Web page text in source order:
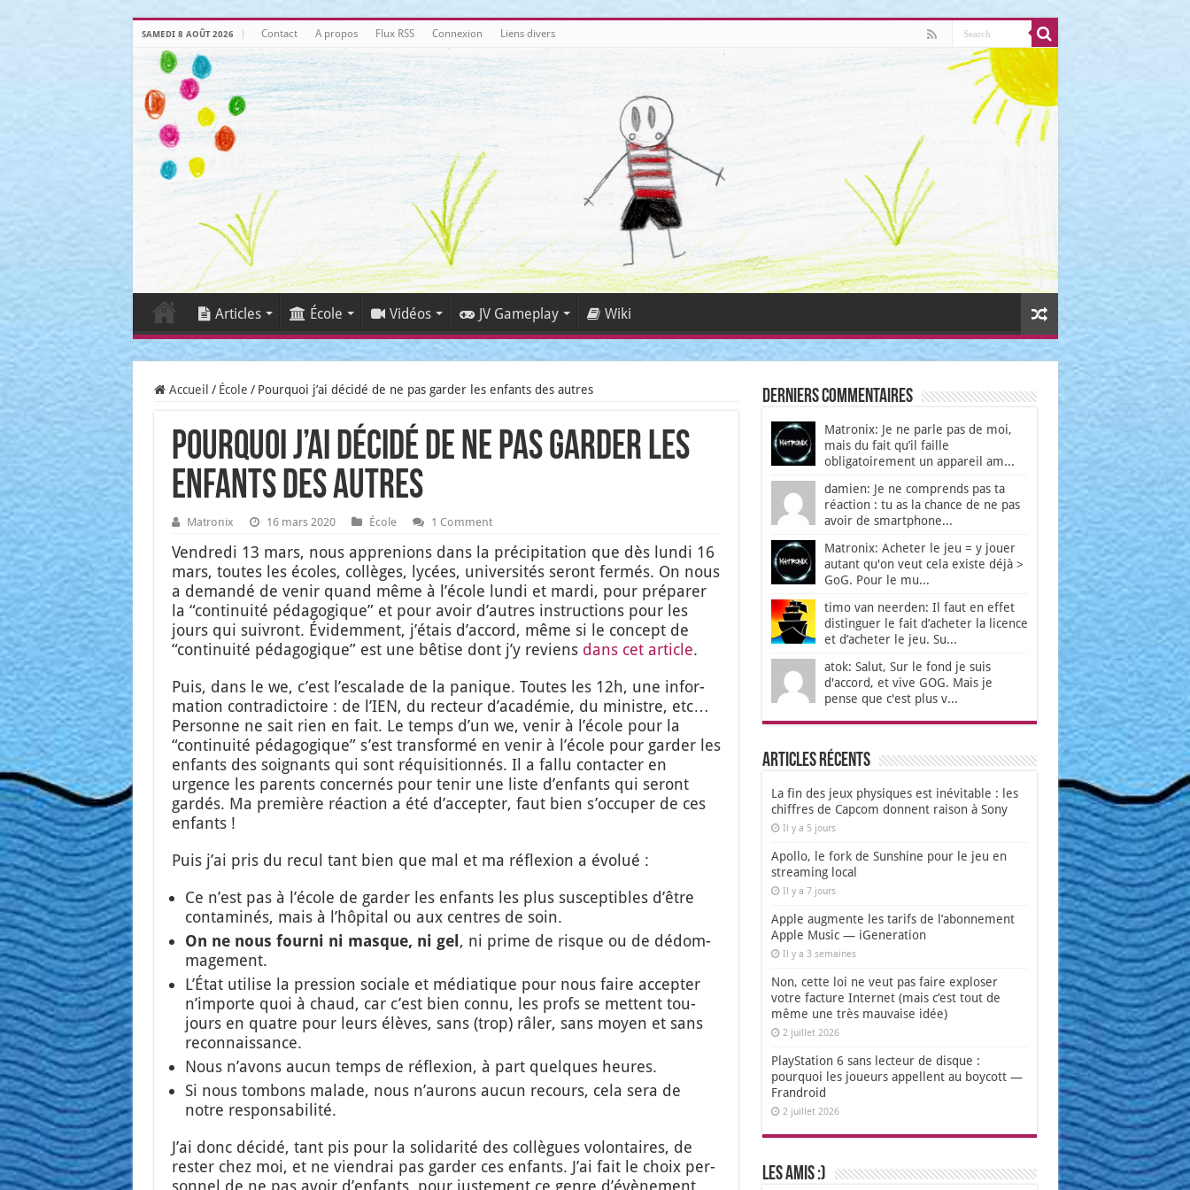
SAMEDI 8 AOÛT 2026 Contact A propos Flux RSS Connexion Liens divers
Articles École Vidéos JV Gameplay Wiki
Accueil / École / Pourquoi j’ai décidé de ne pas garder les enfants des autres
Pourquoi j’ai décidé de ne pas garder les
enfants des autres
Matronix 16 mars 2020 École 1 Comment
Ven­dre­di 13 mars, nous appre­nions dans la pré­ci­pi­ta­tion que dès lun­di 16
mars, toutes les écoles, col­lèges, lycées, uni­ver­si­tés seront fer­més. On nous
a deman­dé de venir quand même à l’é­cole lun­di et mar­di, pour pré­pa­rer
la “conti­nui­té péda­go­gique” et pour avoir d’autres ins­truc­tions pour les
jours qui sui­vront. Évi­dem­ment, j’é­tais d’ac­cord, même si le concept de
“conti­nui­té péda­go­gique” est une bêtise dont j’y reviens dans cet article.
Puis, dans le we, c’est l’es­ca­lade de la panique. Toutes les 12h, une infor­
ma­tion contra­dic­toire : de l’IEN, du rec­teur d’a­ca­dé­mie, du ministre, etc…
Per­sonne ne sait rien en fait. Le temps d’un we, venir à l’é­cole pour la
“conti­nui­té péda­go­gique” s’est trans­for­mé en venir à l’é­cole pour gar­der les
enfants des soi­gnants qui sont réqui­si­tion­nés. Il a fal­lu contac­ter en
urgence les parents concer­nés pour tenir une liste d’en­fants qui seront
gar­dés. Ma pre­mière réac­tion a été d’ac­cep­ter, faut bien s’oc­cu­per de ces
enfants !
Puis j’ai pris du recul tant bien que mal et ma réflexion a évo­lué :
Ce n’est pas à l’é­cole de gar­der les enfants les plus sus­cep­tibles d’être
conta­mi­nés, mais à l’hô­pi­tal ou aux centres de soin.
On ne nous four­ni ni masque, ni gel , ni prime de risque ou de dédom­
ma­ge­ment.
L’É­tat uti­lise la pres­sion sociale et média­tique pour nous faire accep­ter
n’im­porte quoi à chaud, car c’est bien connu, les profs se mettent tou­
jours en quatre pour leurs élèves, sans (trop) râler, sans moyen et sans
recon­nais­sance.
Nous n’a­vons aucun temps de réflexion, à part quelques heures.
Si nous tom­bons malade, nous n’au­rons aucun recours, cela sera de
notre res­pon­sa­bi­li­té.
J’ai donc déci­dé, tant pis pour la soli­da­ri­té des col­lègues volon­taires, de
res­ter chez moi, et ne vien­drai pas gar­der ces enfants. J’ai fait le choix per­
son­nel de ne pas avoir d’en­fants, pour jus­te­ment ce genre d’é­vè­ne­ment,
Derniers Commentaires
Matronix: Je ne parle pas de moi,
mais du fait qu’il faille
obligatoirement un appareil am...
damien: Je ne comprends pas ta
réaction : tu as la chance de ne pas
avoir de smartphone...
Matronix: Acheter le jeu = y jouer
autant qu'on veut cela existe déjà >
GoG. Pour le mu...
timo van neerden: Il faut en effet
distinguer le fait d’acheter la licence
et d’acheter le jeu. Su...
atok: Salut, Sur le fond je suis
d'accord, et vive GOG. Mais je
pense que c'est plus v...
Articles récents
La fin des jeux physiques est inévitable : les
chiffres de Capcom donnent raison à Sony
Il y a 5 jours
Apollo, le fork de Sunshine pour le jeu en
streaming local
Il y a 7 jours
Apple augmente les tarifs de l’abonnement
Apple Music — iGeneration
Il y a 3 semaines
Non, cette loi ne veut pas faire exploser
votre facture Internet (mais c’est tout de
même une très mauvaise idée)
2 juillet 2026
PlayStation 6 sans lecteur de disque :
pourquoi les joueurs appellent au boycott —
Frandroid
2 juillet 2026
Les amis :)